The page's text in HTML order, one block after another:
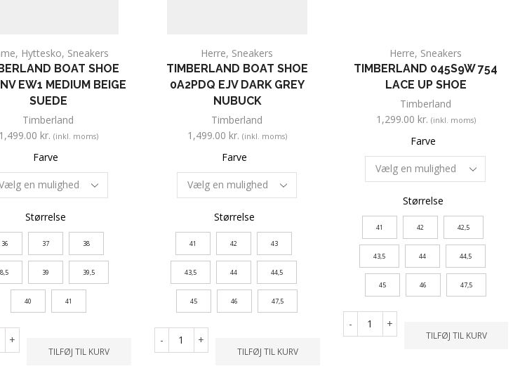
, Hyttesko, Sneakers
BOAT SHOE
EW1 MEDIUM BEIGE
SUEDE
Timberland
1,499.00 kr. (inkl. moms)
Farve
Størrelse
36 37 38
39 39,5
40 41
+
TILFØJ TIL KURV
Herre, Sneakers
TIMBERLAND BOAT SHOE
0A2PDQ EJV DARK GREY
NUBUCK
Timberland
1,499.00 kr. (inkl. moms)
Farve
Størrelse
41 42 43
43,5 44 44,5
45 46 47,5
- +
TILFØJ TIL KURV
Herre, Sneakers
TIMBERLAND 045S9W 754
LACE UP SHOE
Timberland
1,299.00 kr. (inkl. moms)
Farve
Størrelse
41 42 42,5
43,5 44 44,5
45 46 47,5
- +
TILFØJ TIL KURV